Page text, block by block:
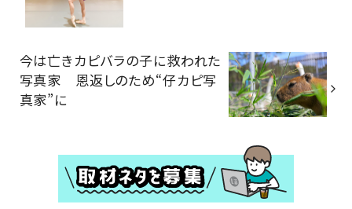
今は亡きカピバラの子に救われた
写真家 恩返しのため“仔カピ写
真家”に